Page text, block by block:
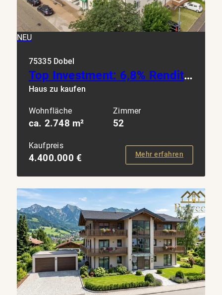
NEU
75335 Dobel
Top Investment: 6,8% Rendite Betreutes Wohnen mit 52 Einheiten im Nordschwarzwald bei Stuttgart
Haus zu kaufen
Wohnfläche
ca. 2.748 m²
Zimmer
52
Kaufpreis
4.400.000 € Mehr erfahren